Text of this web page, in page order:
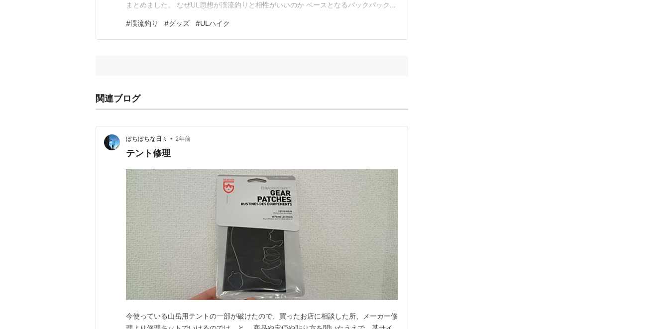
まとめました。 なぜUL思想が渓流釣りと相性がいいのか ベースとなるバックパック
ット 初心者が最初に揃えるべき装備 まとめ｜軽量化は技術の一部 なぜUL思想が渓流
釣りと相性がいいのか UL、いわゆるウルトラ…
#渓流釣り #グッズ #ULハイク
関連ブログ
ぼちぼちな日々 • 2年前
テント修理
今使っている山岳用テントの一部が破けたので、買ったお店に相談した所、メーカー修